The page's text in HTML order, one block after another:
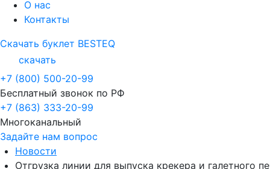
О нас
Контакты
Скачать буклет BESTEQ
скачать
+7 (800) 500-20-99
Бесплатный звонок по РФ
+7 (863) 333-20-99
Многоканальный
Задайте нам вопрос
Новости
Отгрузка линии для выпуска крекера и галетного